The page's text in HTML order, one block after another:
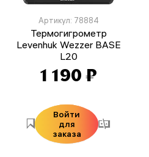
Артикул: 78884
Термогигрометр
Levenhuk Wezzer BASE
L20
1 190 ₽
Войти
для
заказа